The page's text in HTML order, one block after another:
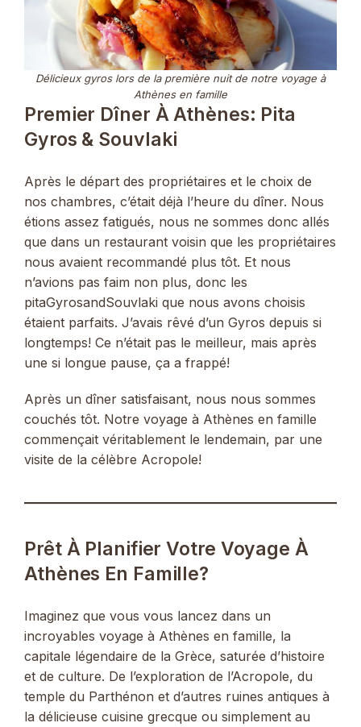
Délicieux gyros lors de la première nuit de notre voyage à
Athènes en famille
Premier Dîner À Athènes: Pita
Gyros & Souvlaki
Après le départ des propriétaires et le choix de
nos chambres, c’était déjà l’heure du dîner. Nous
étions assez fatigués, nous ne sommes donc allés
que dans un restaurant voisin que les propriétaires
nous avaient recommandé plus tôt. Et nous
n’avions pas faim non plus, donc les
pitaGyrosandSouvlaki que nous avons choisis
étaient parfaits. J’avais rêvé d’un Gyros depuis si
longtemps! Ce n’était pas le meilleur, mais après
une si longue pause, ça a frappé!
Après un dîner satisfaisant, nous nous sommes
couchés tôt. Notre voyage à Athènes en famille
commençait véritablement le lendemain, par une
visite de la célèbre Acropole!
Prêt À Planifier Votre Voyage À
Athènes En Famille?
Imaginez que vous vous lancez dans un
incroyables voyage à Athènes en famille, la
capitale légendaire de la Grèce, saturée d’histoire
et de culture. De l’exploration de l’Acropole, du
temple du Parthénon et d’autres ruines antiques à
la délicieuse cuisine grecque ou simplement au